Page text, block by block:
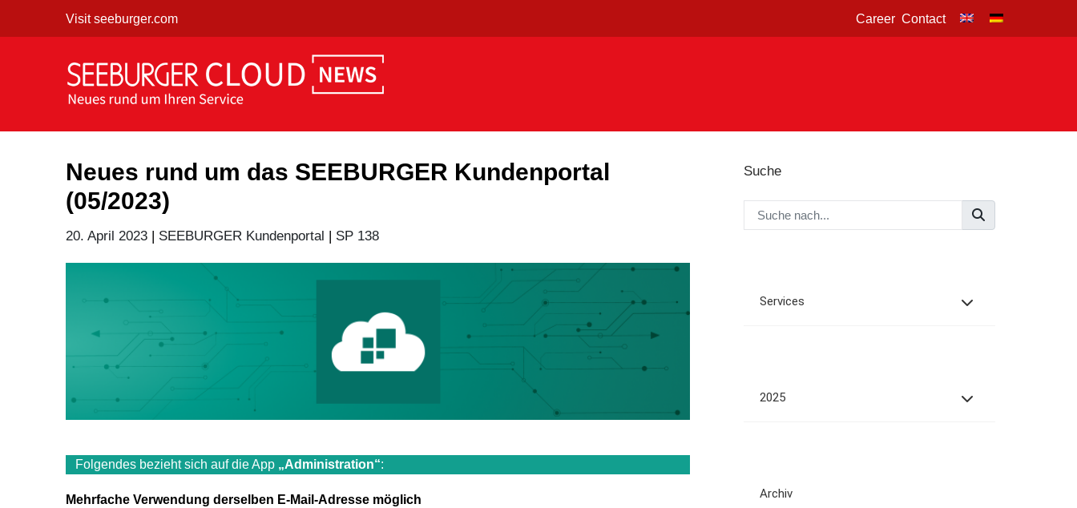
Visit seeburger.com Career Contact
Neues rund um das SEEBURGER Kundenportal
(05/2023)
20. April 2023 | SEEBURGER Kundenportal | SP 138
Folgendes bezieht sich auf die App „Administration“:
Mehrfache Verwendung derselben E-Mail-Adresse möglich
Suche
Services
2025
Archiv